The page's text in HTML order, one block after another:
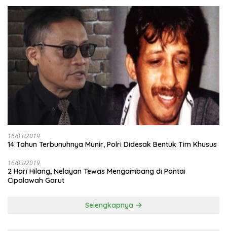
16/03/2019
14 Tahun Terbunuhnya Munir, Polri Didesak Bentuk Tim Khusus
16/03/2019
2 Hari Hilang, Nelayan Tewas Mengambang di Pantai
Cipalawah Garut
Selengkapnya